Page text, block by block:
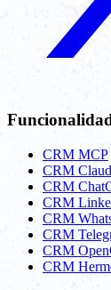
CRM MCP
CRM
CRM
CRM
CRM
CRM
CRM
CRM